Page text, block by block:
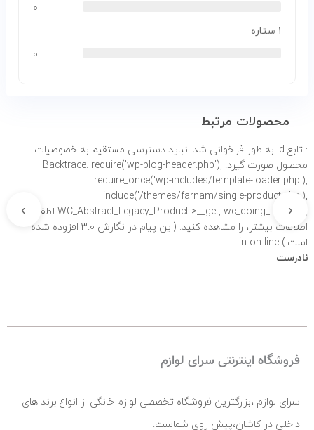
۰
۱ ستاره
۰
محصولات مرتبط
: تابع id به طور
فراخوانی شد. نباید دسترسی مستقیم به خصوصیات
محصول صورت گیرد. Backtrace: require('wp-blog-header.php'),
require_once('wp-includes/template-loader.php'),
include('/themes/farnam/single-product.php'),
WC_Abstract_Legacy_Product->__get, wc_doing_it_wrong لطفاً برای
اطلاعات بیشتر،
را مشاهده کنید. (این پیام در نگارش 3.0 افزوده شده
است.) in on line
نادرست
‹
›
فروشگاه اینترنتی سرای لوازم
سرای لوازم ،بزرگترین فروشگاه تخصصی لوازم خانگی از انواع برند های
داخلی در کاشان،پیش روی شماست.